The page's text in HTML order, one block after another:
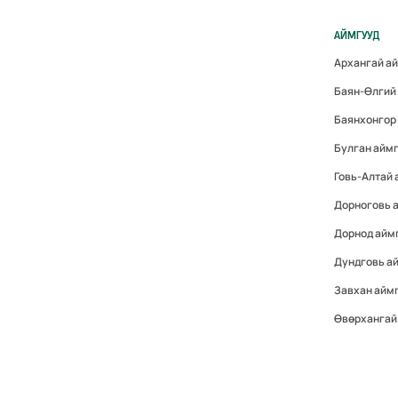
АЙМГУУД
Архангай
Баян-
Булган
Говь-
Дорноговь
Дорнод
Дундговь
Завхан